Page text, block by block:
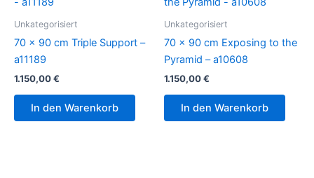
Unkategorisiert
70 x 90 cm Triple Support –
a11189
1.150,00€
In den Warenkorb
Unkategorisiert
70 x 90 cm Exposing to the
Pyramid – a10608
1.150,00€
In den Warenkorb